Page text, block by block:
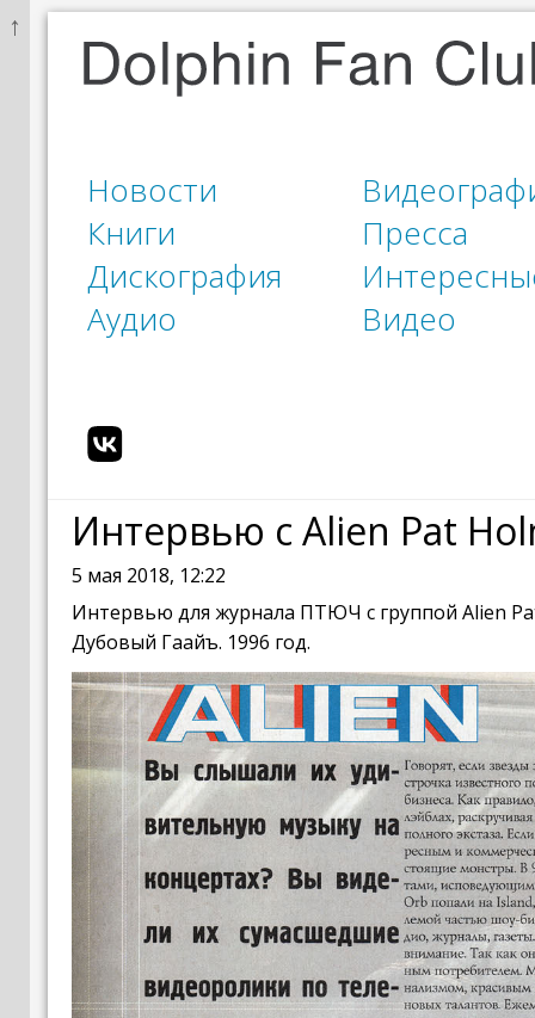
↑
Новости
Книги
Дискография
Аудио
Пресса
Видео
Интервью с Alien Pat
5 мая 2018, 12:22
Интервью для журнала ПТЮЧ с группой Alien
Дубовый Гаайъ. 1996 год.